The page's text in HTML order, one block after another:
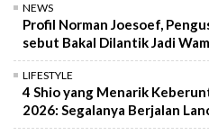
NEWS
Profil Norman Joesoef,
sebut Bakal Dilantik Jadi
LIFESTYLE
4 Shio yang Menarik
2026: Segalanya Berjalan